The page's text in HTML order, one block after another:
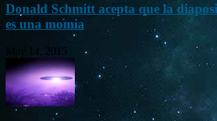
Donald Schmitt acepta que la
es una momia
May 14, 2015